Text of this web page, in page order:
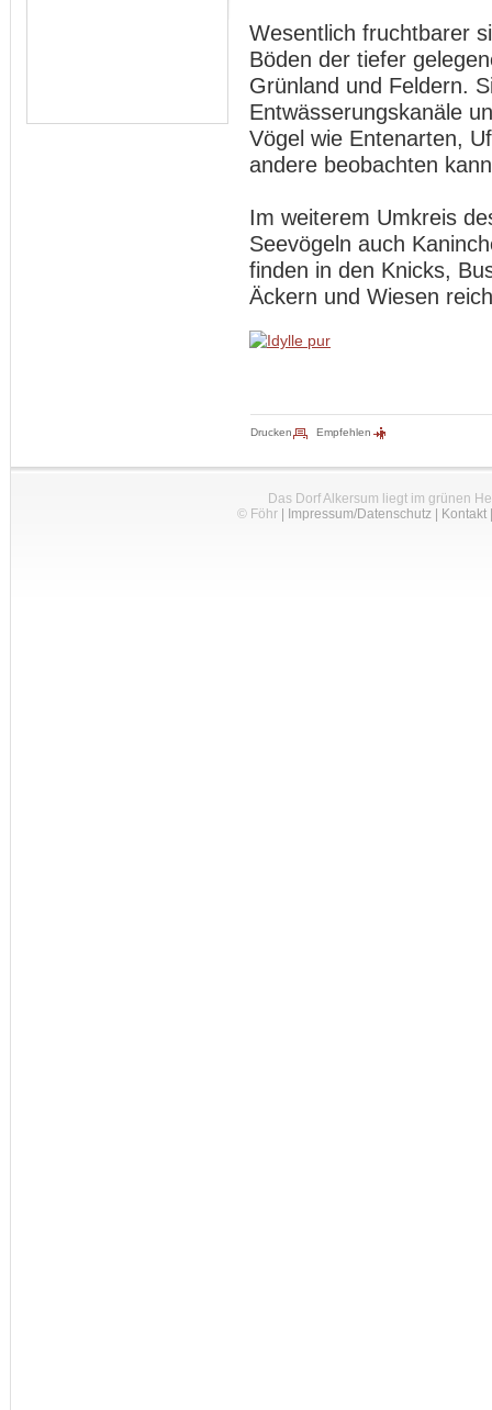
Wesentlich fruchtbarer
Böden der tiefer
Grünland und Feldern.
Entwässerungskanäle
Vögel wie Entenarten,
andere beobachten
Im weiterem Umkreis
Seevögeln auch
finden in den Knicks,
Äckern und Wiesen
Drucken Empfehlen
Das Dorf Alkersum liegt im grünen
© Föhr| Impressum/Datenschutz| Kontakt